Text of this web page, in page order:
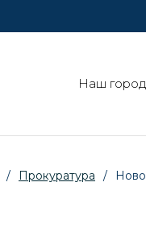
Наш город
/ Прокуратура /